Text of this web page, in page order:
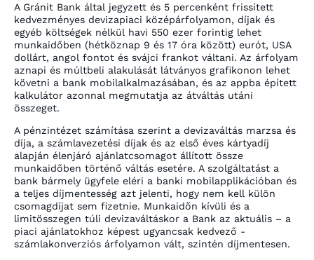
A Gránit Bank által jegyzett és 5 percenként frissített
kedvezményes devizapiaci középárfolyamon, díjak és
egyéb költségek nélkül havi 550 ezer forintig lehet
munkaidőben (hétköznap 9 és 17 óra között) eurót, USA
dollárt, angol fontot és svájci frankot váltani. Az árfolyam
aznapi és múltbeli alakulását látványos grafikonon lehet
követni a bank mobilalkalmazásában, és az appba épített
kalkulátor azonnal megmutatja az átváltás utáni
összeget.
A pénzintézet számítása szerint a devizaváltás marzsa és
díja, a számlavezetési díjak és az első éves kártyadíj
alapján élenjáró ajánlatcsomagot állított össze
munkaidőben történő váltás esetére. A szolgáltatást a
bank bármely ügyfele eléri a banki mobilapplikációban és
a teljes díjmentesség azt jelenti, hogy nem kell külön
csomagdíjat sem fizetnie. Munkaidőn kívüli és a
limitösszegen túli devizaváltáskor a Bank az aktuális – a
piaci ajánlatokhoz képest ugyancsak kedvező -
számlakonverziós árfolyamon vált, szintén díjmentesen.